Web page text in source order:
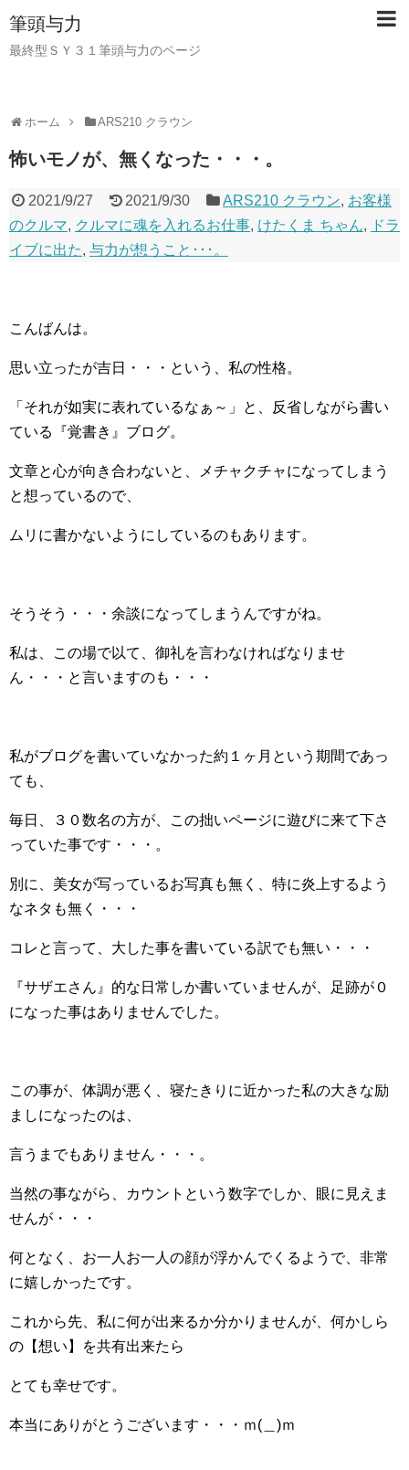
筆頭与力
最終型ＳＹ３１筆頭与力のページ
ホーム ARS210 クラウン
怖いモノが、無くなった・・・。
2021/9/27 2021/9/30 ARS210 クラウン, お客様
のクルマ, クルマに魂を入れるお仕事, けたくま ちゃん, ドラ
イブに出た, 与力が想うこと･･･。
こんばんは。
思い立ったが吉日・・・という、私の性格。
「それが如実に表れているなぁ～」と、反省しながら書い
ている『覚書き』ブログ。
文章と心が向き合わないと、メチャクチャになってしまう
と想っているので、
ムリに書かないようにしているのもあります。
そうそう・・・余談になってしまうんですがね。
私は、この場で以て、御礼を言わなければなりませ
ん・・・と言いますのも・・・
私がブログを書いていなかった約１ヶ月という期間であっ
ても、
毎日、３０数名の方が、この拙いページに遊びに来て下さ
っていた事です・・・。
別に、美女が写っているお写真も無く、特に炎上するよう
なネタも無く・・・
コレと言って、大した事を書いている訳でも無い・・・
『サザエさん』的な日常しか書いていませんが、足跡が０
になった事はありませんでした。
この事が、体調が悪く、寝たきりに近かった私の大きな励
ましになったのは、
言うまでもありません・・・。
当然の事ながら、カウントという数字でしか、眼に見えま
せんが・・・
何となく、お一人お一人の顔が浮かんでくるようで、非常
に嬉しかったです。
これから先、私に何が出来るか分かりませんが、何かしら
の【想い】を共有出来たら
とても幸せです。
本当にありがとうございます・・・ｍ(＿)ｍ